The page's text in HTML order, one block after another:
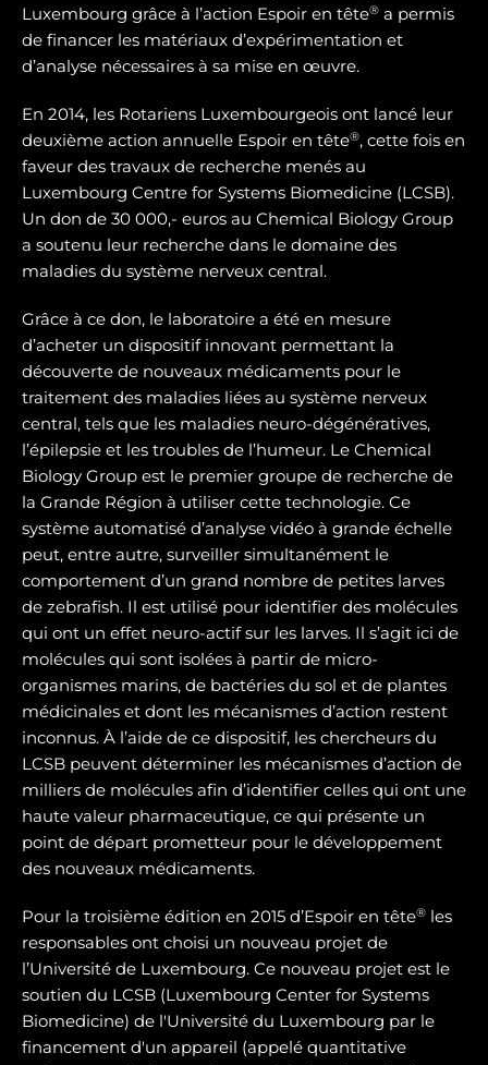
Luxembourg grâce à l’action Espoir en tête® a permis
de financer les matériaux d’expérimentation et
d’analyse nécessaires à sa mise en œuvre.
En 2014, les Rotariens Luxembourgeois ont lancé leur
deuxième action annuelle Espoir en tête®, cette fois en
faveur des travaux de recherche menés au
Luxembourg Centre for Systems Biomedicine (LCSB).
Un don de 30 000,- euros au Chemical Biology Group
a soutenu leur recherche dans le domaine des
maladies du système nerveux central.
Grâce à ce don, le laboratoire a été en mesure
d’acheter un dispositif innovant permettant la
découverte de nouveaux médicaments pour le
traitement des maladies liées au système nerveux
central, tels que les maladies neuro-dégénératives,
l’épilepsie et les troubles de l’humeur. Le Chemical
Biology Group est le premier groupe de recherche de
la Grande Région à utiliser cette technologie. Ce
système automatisé d’analyse vidéo à grande échelle
peut, entre autre, surveiller simultanément le
comportement d’un grand nombre de petites larves
de zebrafish. Il est utilisé pour identifier des molécules
qui ont un effet neuro-actif sur les larves. Il s’agit ici de
molécules qui sont isolées à partir de micro-
organismes marins, de bactéries du sol et de plantes
médicinales et dont les mécanismes d’action restent
inconnus. À l’aide de ce dispositif, les chercheurs du
LCSB peuvent déterminer les mécanismes d’action de
milliers de molécules afin d’identifier celles qui ont une
haute valeur pharmaceutique, ce qui présente un
point de départ prometteur pour le développement
des nouveaux médicaments.
Pour la troisième édition en 2015 d’Espoir en tête® les
responsables ont choisi un nouveau projet de
l’Université de Luxembourg. Ce nouveau projet est le
soutien du LCSB (Luxembourg Center for Systems
Biomedicine) de l'Université du Luxembourg par le
financement d'un appareil (appelé quantitative